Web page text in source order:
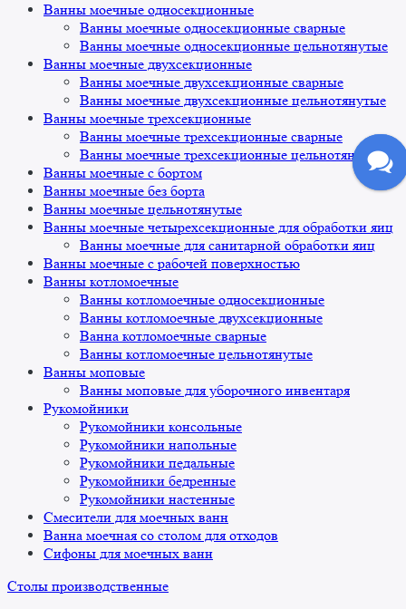
Ванны моечные односекционные
Ванны моечные односекционные сварные
Ванны моечные односекционные цельнотянутые
Ванны моечные двухсекционные
Ванны моечные двухсекционные сварные
Ванны моечные двухсекционные цельнотянутые
Ванны моечные трехсекционные
Ванны моечные трехсекционные сварные
Ванны моечные трехсекционные цельнотянутые
Ванны моечные с бортом
Ванны моечные без борта
Ванны моечные цельнотянутые
Ванны моечные четырехсекционные для обработки яиц
Ванны моечные для санитарной обработки яиц
Ванны моечные с рабочей поверхностью
Ванны котломоечные
Ванны котломоечные односекционные
Ванны котломоечные двухсекционные
Ванна котломоечные сварные
Ванны котломоечные цельнотянутые
Ванны моповые
Ванны моповые для уборочного инвентаря
Рукомойники
Рукомойники консольные
Рукомойники напольные
Рукомойники педальные
Рукомойники бедренные
Рукомойники настенные
Смесители для моечных ванн
Ванна моечная со столом для отходов
Сифоны для моечных ванн
Столы производственные